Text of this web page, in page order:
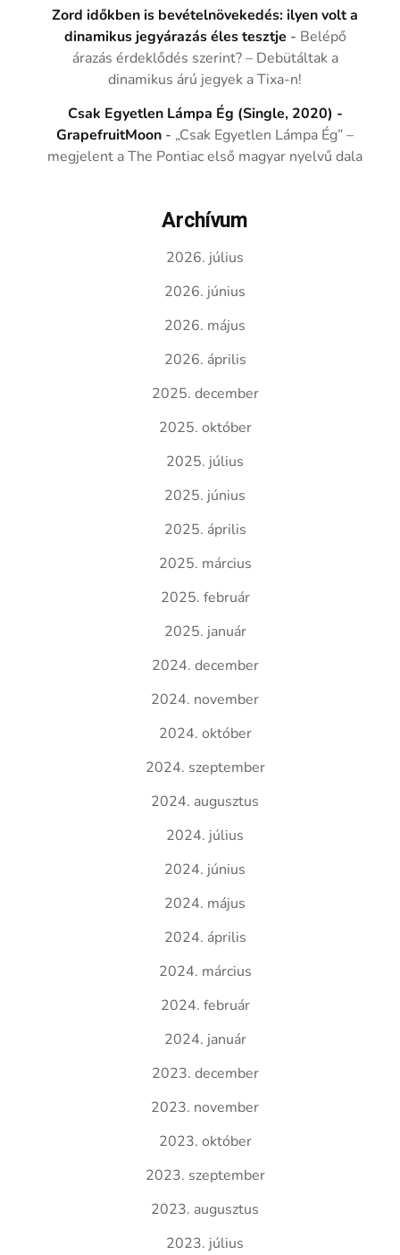
Zord időkben is bevételnövekedés: ilyen volt a
dinamikus jegyárazás éles tesztje - Belépő
árazás érdeklődés szerint? – Debütáltak a
dinamikus árú jegyek a Tixa-n!
Csak Egyetlen Lámpa Ég (Single, 2020) -
GrapefruitMoon - „Csak Egyetlen Lámpa Ég” –
megjelent a The Pontiac első magyar nyelvű dala
Archívum
2026. július
2026. június
2026. május
2026. április
2025. december
2025. október
2025. július
2025. június
2025. április
2025. március
2025. február
2025. január
2024. december
2024. november
2024. október
2024. szeptember
2024. augusztus
2024. július
2024. június
2024. május
2024. április
2024. március
2024. február
2024. január
2023. december
2023. november
2023. október
2023. szeptember
2023. augusztus
2023. július